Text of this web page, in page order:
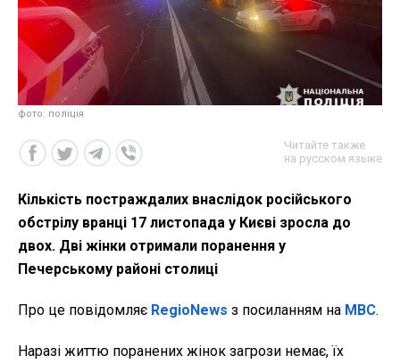
фото: поліція
Читайте также
на русском языке
Кількість постраждалих внаслідок російського
обстрілу вранці 17 листопада у Києві зросла до
двох. Дві жінки отримали поранення у
Печерському районі столиці
Про це повідомляє RegioNews з посиланням на МВС.
Наразі життю поранених жінок загрози немає, їх